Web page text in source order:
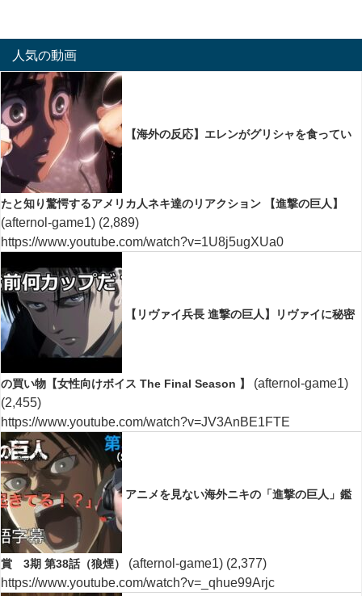
人気の動画
【海外の反応】エレンがグリシャを食ってい
たと知り驚愕するアメリカ人ネキ達のリアクション 【進撃の巨人】
(afternol-game1) (2,889)
https://www.youtube.com/watch?v=1U8j5ugXUa0
【リヴァイ兵長 進撃の巨人】リヴァイに秘密
の買い物【女性向けボイス The Final Season 】
(afternol-game1)
(2,455)
https://www.youtube.com/watch?v=JV3AnBE1FTE
アニメを見ない海外ニキの「進撃の巨人」鑑
賞 3期 第38話（狼煙） (afternol-game1) (2,377)
https://www.youtube.com/watch?v=_qhue99Arjc